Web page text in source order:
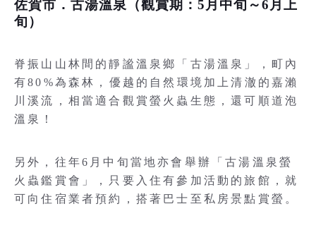
佐賀市．古湯溫泉（觀賞期：5月中旬～6月上
旬）
脊振山山林間的靜謐溫泉鄉「古湯溫泉」，町內
有80%為森林，優越的自然環境加上清澈的嘉瀨
川溪流，相當適合觀賞螢火蟲生態，還可順道泡
溫泉！
另外，往年6月中旬當地亦會舉辦「古湯溫泉螢
火蟲鑑賞會」，只要入住有參加活動的旅館，就
可向住宿業者預約，搭著巴士至私房景點賞螢。